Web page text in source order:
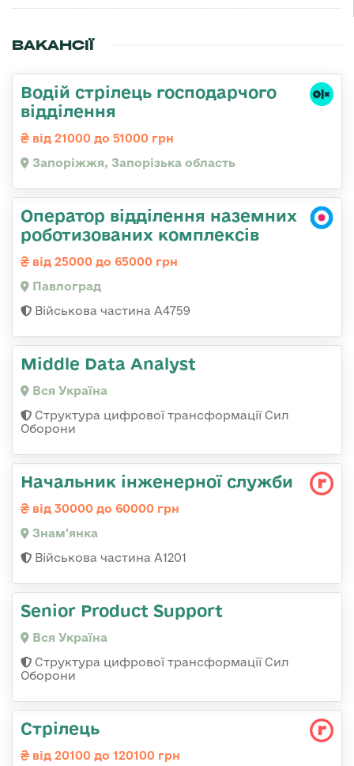
ВАКАНСІЇ
Водій стрілець господарчого
відділення
від 21000 до 51000 грн
Запоріжжя, Запорізька область
Оператор відділення наземних
роботизованих комплексів
від 25000 до 65000 грн
Павлоград
Військова частина А4759
Middle Data Analyst
Вся Україна
Структура цифрової трансформації Сил
Оборони
Начальник інженерної служби
від 30000 до 60000 грн
Знам'янка
Військова частина А1201
Senior Product Support
Вся Україна
Структура цифрової трансформації Сил
Оборони
Стрілець
від 20100 до 120100 грн